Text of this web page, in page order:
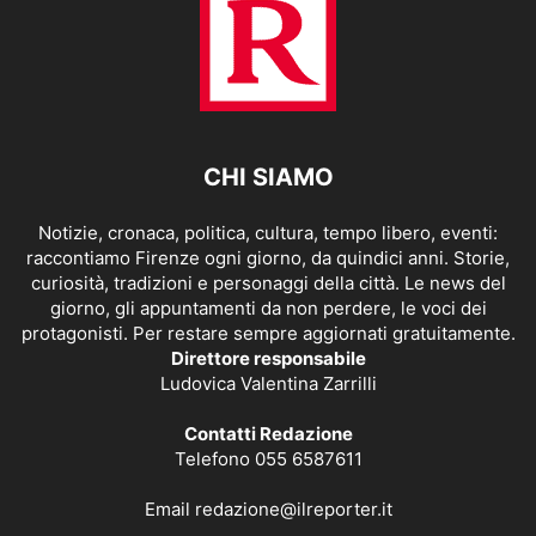
CHI SIAMO
Notizie, cronaca, politica, cultura, tempo libero, eventi:
raccontiamo Firenze ogni giorno, da quindici anni. Storie,
curiosità, tradizioni e personaggi della città. Le news del
giorno, gli appuntamenti da non perdere, le voci dei
protagonisti. Per restare sempre aggiornati gratuitamente.
Direttore responsabile
Ludovica Valentina Zarrilli
Contatti Redazione
Telefono 055 6587611
Email redazione@ilreporter.it